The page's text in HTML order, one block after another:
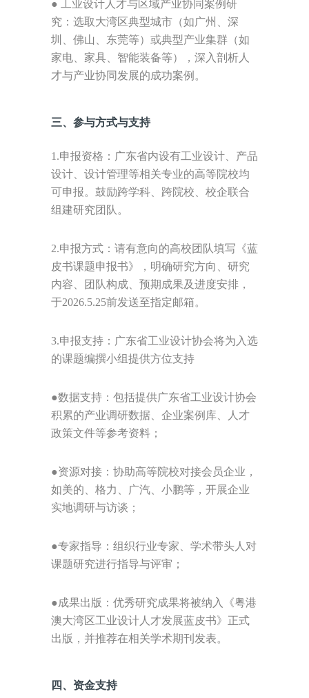
●
工业设计人才与区域产业协同案例研
究：选取大湾区典型城市（如广州、深
圳、佛山、东莞等）或典型产业集群（如
家电、家具、智能装备等），深入剖析人
才与产业协同发展的成功案例。
三、参与方式与支持
1.申报资格 ：广东省内设有工业设计、产品
设计、设计管理等相关专业的高等院校均
可申报。鼓励跨学科、 跨院校、校企联合
组建研究团队。
2.申报方式 ：请有意向的高校团队填写《蓝
皮书课题申报书》，明确研究方向、研究
内容、团队构成、预期成果及进度安排，
于2026.5.25前发送至指定邮箱。
3.申报支持：广东省工业设计协会将为入选
的课题编撰小组提供方位支持
●数据支持：包括提供广东省工业设计协会
积累的产业调研数据、企业案例库、人才
政策文件等参考资料；
●资源对接：协助高等院校对接会员企业 ，
如美的、格力、广汽、 小鹏等 ， 开展企业
实地调研与访谈；
●专家指导：组织行业专家、学术带头人对
课题研究进行指导与评审；
●成果出版：优秀研究成果将被纳入《粤港
澳大湾区工业设计人才发展蓝皮书》正式
出版，并推荐在相关学术期刊发表。
四、 资金支持